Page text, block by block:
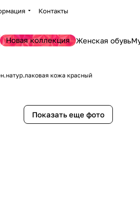
Контакты
Новая коллекция Женская обувь
кожа красный
Показать еще фото